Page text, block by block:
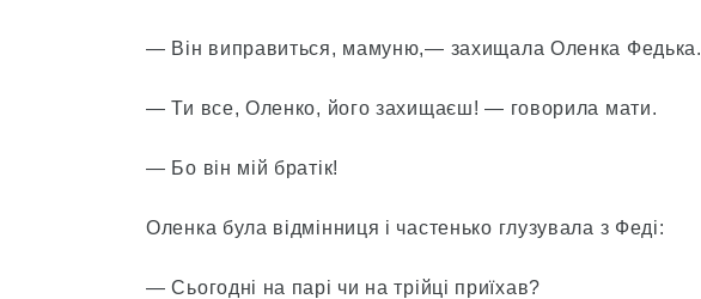
— Він виправиться, мамуню,— захищала Оленка Федька.
— Ти все, Оленко, його захищаєш! — говорила мати.
— Бо він мій братік!
Оленка була відмінниця і частенько глузувала з Феді:
— Сьогодні на парі чи на трійці приїхав?